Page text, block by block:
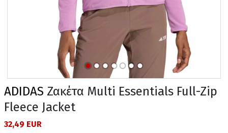
ADIDAS Ζακέτα Multi Essentials Full-Zip
Fleece Jacket
32,49 EUR